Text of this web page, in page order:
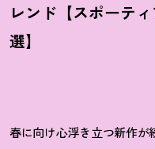
レンド【スポーテ
選】
春に向け心浮き立つ新作が